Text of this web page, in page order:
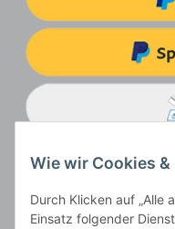
Wie wir Cookies &
Durch Klicken auf „Alle
Einsatz folgender